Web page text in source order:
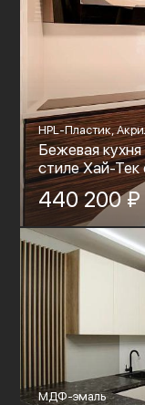
HPL-Пластик,
Бежевая
стиле Хай-Тек
440 200 ₽
МДФ-эмаль